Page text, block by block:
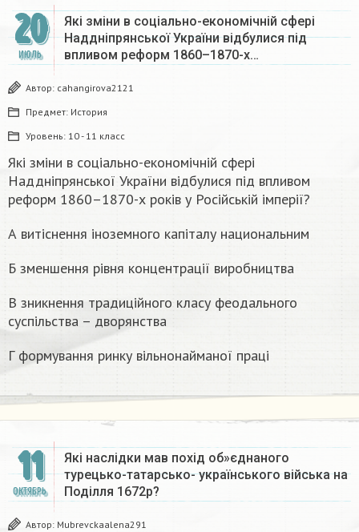
20
ИЮЛЬ
Які зміни в соціально-економічній сфері
Наддніпрянської України відбулися під
впливом реформ 1860–1870-х…
Автор: cahangirova2121
Предмет: История
Уровень: 10 - 11 класс
Які зміни в соціально-економічній сфері
Наддніпрянської України відбулися під впливом
реформ 1860–1870-х років у Російській імперії?
А витіснення іноземного капіталу национальним
Б зменшення рівня концентрації виробництва
В зникнення традиційного класу феодального
суспільства – дворянства
Г формування ринку вільнонайманої праці
11
ОКТЯБРЬ
Які наслідки мав похід об»єднаного
турецько-татарсько- українського війська на
Поділля 1672р?
Автор: Mubrevckaalena291